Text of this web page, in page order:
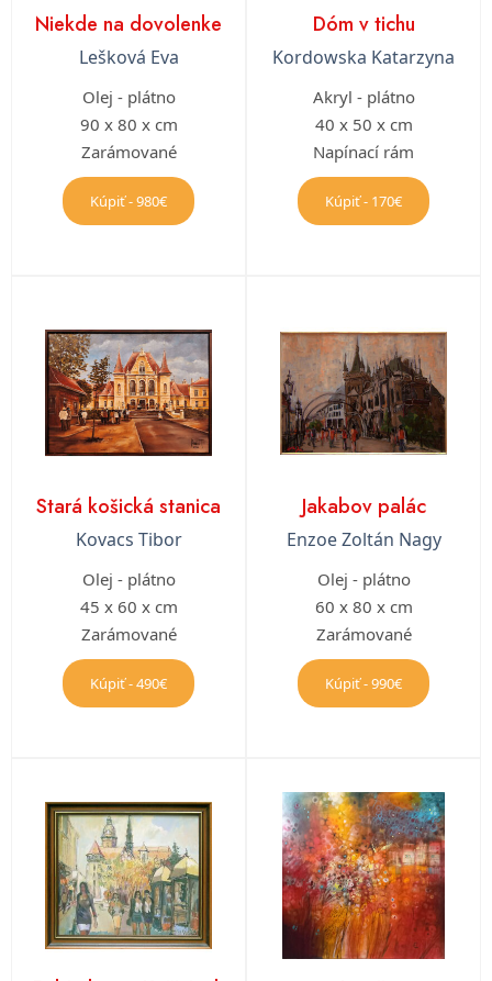
Niekde na dovolenke
Lešková Eva
Olej - plátno
90 x 80 x cm
Zarámované
Kúpiť - 980€
Dóm v tichu
Kordowska Katarzyna
Akryl - plátno
40 x 50 x cm
Napínací rám
Kúpiť - 170€
Stará košická stanica
Kovacs Tibor
Olej - plátno
45 x 60 x cm
Zarámované
Kúpiť - 490€
Jakabov palác
Enzoe Zoltán Nagy
Olej - plátno
60 x 80 x cm
Zarámované
Kúpiť - 990€